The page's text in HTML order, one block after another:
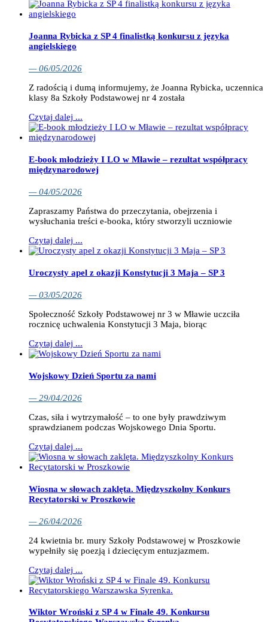
Joanna Rybicka z SP 4 finalistką konkursu z języka
angielskiego
— 06/05/2026
Z radością i dumą informujemy, że Joanna Rybicka, uczennica
klasy 8a Szkoły Podstawowej nr 4 została
Czytaj dalej ...
E-book młodzieży I LO w Mławie – rezultat współpracy
międzynarodowej
— 04/05/2026
Zapraszamy Państwa do przeczytania, obejrzenia i
wysłuchania treści e-booka, który stworzyli uczniowie
Czytaj dalej ...
Uroczysty apel z okazji Konstytucji 3 Maja – SP 3
— 03/05/2026
Społeczność Szkoły Podstawowej nr 3 w Mławie uczciła
rocznicę uchwalenia Konstytucji 3 Maja, biorąc
Czytaj dalej ...
Wojskowy Dzień Sportu za nami
— 29/04/2026
Czas, siła i wytrzymałość – to one były prawdziwym
sprawdzianem podczas Wojskowego Dnia Sportu.
Czytaj dalej ...
Wiosna w słowach zaklęta. Międzyszkolny Konkurs
Recytatorski w Proszkowie
— 26/04/2026
24 kwietnia br. mury Szkoły Podstawowej w Proszkowie
wypełniły się poezją i dziecięcym entuzjazmem.
Czytaj dalej ...
Wiktor Wroński z SP 4 w Finale 49. Konkursu